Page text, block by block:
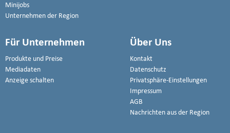
Minijobs
Unternehmen der Region
Für Unternehmen
Produkte und Preise
Mediadaten
Anzeige schalten
Über Uns
Kontakt
Datenschutz
Privatsphäre-Einstellungen
Impressum
AGB
Nachrichten aus der Region